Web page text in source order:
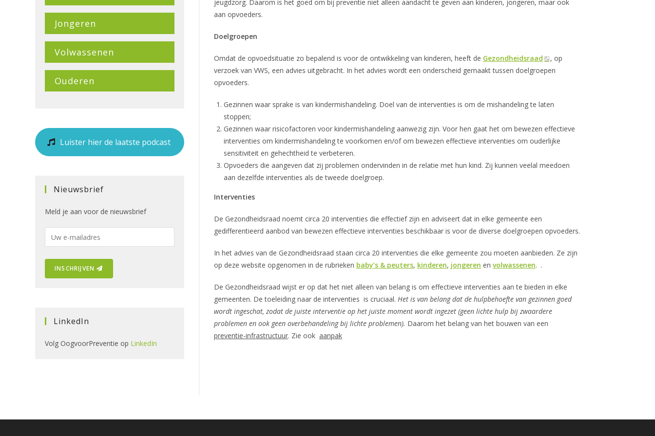
jeugdzorg. Daarom is het goed om bij preventie niet alleen aandacht te geven aan kinderen, jongeren, maar ook
aan opvoeders.
Doelgroepen
Omdat de opvoedsituatie zo bepalend is voor de ontwikkeling van kinderen, heeft de Gezondheidsraad
, op
verzoek van VWS, een advies uitgebracht. In het advies wordt een onderscheid gemaakt tussen doelgroepen
opvoeders.
Gezinnen waar sprake is van kindermishandeling. Doel van de interventies is om de mishandeling te laten
stoppen;
Gezinnen waar risicofactoren voor kindermishandeling aanwezig zijn. Voor hen gaat het om bewezen effectieve
interventies om kindermishandeling te voorkomen en/of om bewezen effectieve interventies om ouderlijke
sensitiviteit en gehechtheid te verbeteren.
Opvoeders die aangeven dat zij problemen ondervinden in de relatie met hun kind. Zij kunnen veelal meedoen
aan dezelfde interventies als de tweede doelgroep.
Interventies
De Gezondheidsraad noemt circa 20 interventies die effectief zijn en adviseert dat in elke gemeente een
gedifferentieerd aanbod van bewezen effectieve interventies beschikbaar is voor de diverse doelgroepen opvoeders.
In het advies van de Gezondheidsraad staan circa 20 interventies die elke gemeente zou moeten aanbieden. Ze zijn
op deze website opgenomen in de rubrieken baby’s & peuters, kinderen, jongeren en volwassenen. .
De Gezondheidsraad wijst er op dat het niet alleen van belang is om effectieve interventies aan te bieden in elke
gemeenten. De toeleiding naar de interventies is cruciaal. Het is van belang dat de hulpbehoefte van gezinnen goed
wordt ingeschat, zodat de juiste interventie op het juiste moment wordt ingezet (geen lichte hulp bij zwaardere
problemen en ook geen overbehandeling bij lichte problemen). Daarom het belang van het bouwen van een
preventie-infrastructuur. Zie ook aanpak
Jongeren
Volwassenen
Ouderen
Luister hier de laatste podcast
Nieuwsbrief
Meld je aan voor de nieuwsbrief
-
m
i
d
e
INSCHRIJVEN
LinkedIn
Volg OogvoorPreventie op LinkedIn